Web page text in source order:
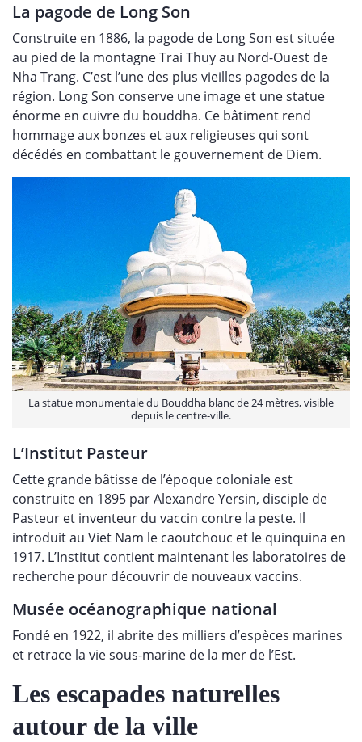
La pagode de Long Son
Construite en 1886, la pagode de Long Son est située
au pied de la montagne Trai Thuy au Nord-Ouest de
Nha Trang. C’est l’une des plus vieilles pagodes de la
région. Long Son conserve une image et une statue
énorme en cuivre du bouddha. Ce bâtiment rend
hommage aux bonzes et aux religieuses qui sont
décédés en combattant le gouvernement de Diem.
La statue monumentale du Bouddha blanc de 24 mètres, visible
depuis le centre-ville.
L’Institut Pasteur
Cette grande bâtisse de l’époque coloniale est
construite en 1895 par Alexandre Yersin, disciple de
Pasteur et inventeur du vaccin contre la peste. Il
introduit au Viet Nam le caoutchouc et le quinquina en
1917. L’Institut contient maintenant les laboratoires de
recherche pour découvrir de nouveaux vaccins.
Musée océanographique national
Fondé en 1922, il abrite des milliers d’espèces marines
et retrace la vie sous-marine de la mer de l’Est.
Les escapades naturelles
autour de la ville